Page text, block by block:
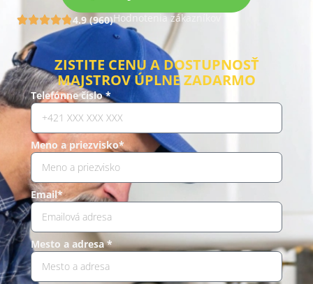
4.9 (960)Hodnotenia zákazníkov
ZISTITE CENU A DOSTUPNOSŤ
MAJSTROV ÚPLNE ZADARMO
Telefónne číslo *
Meno a priezvisko*
Email*
Mesto a adresa *